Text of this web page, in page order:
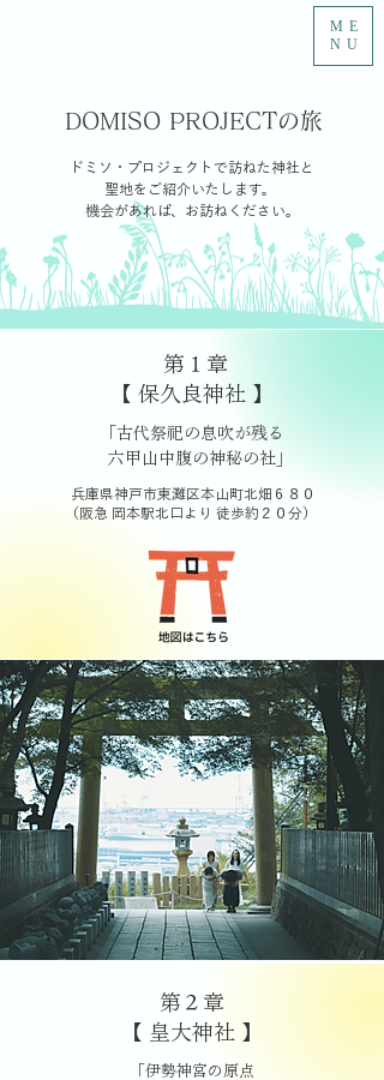
ME
NU
DOMISO PROJECTの旅
ドミソ・プロジェクトで訪ねた神社と
聖地をご紹介いたします。
機会があれば、お訪ねください。
第１章
【 保久良神社 】
「古代祭祀の息吹が残る
六甲山中腹の神秘の社」
兵庫県神戸市東灘区本山町北畑６８０
（阪急 岡本駅北口より 徒歩約２０分）
第２章
【 皇大神社 】
「伊勢神宮の原点